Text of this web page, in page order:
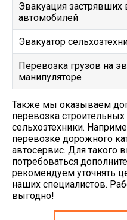
Эвакуация застрявших
автомобилей
Эвакуатор
Перевозка грузов на
манипуляторе
Также мы оказываем
перевозка
сельхозтехники.
перевозке дорожного
автосервис. Для такого
потребоваться
рекомендуем уточнять
наших специалистов.
выгодно!